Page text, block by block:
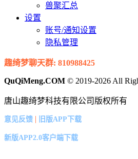
兽聚汇总
设置
账号/通知设置
隐私管理
趣绮梦聊天群: 810988425
QuQiMeng.COM © 2019-2026 All
唐山趣绮梦科技有限公司版权所有
意见反馈 | 旧版APP下载
新版APP2.0客户端下载